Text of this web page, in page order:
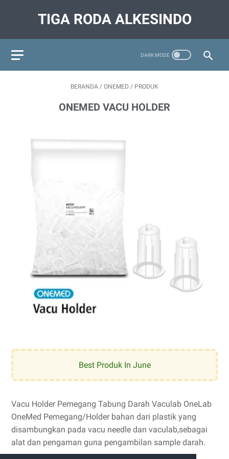
TIGA RODA ALKESINDO
BERANDA / ONEMED / PRODUK
ONEMED VACU HOLDER
Best Produk In June
Vacu Holder Pemegang Tabung Darah Vaculab OneLab
OneMed Pemegang/Holder bahan dari plastik yang
disambungkan pada vacu needle dan vaculab,sebagai
alat dan pengaman guna pengambilan sample darah.